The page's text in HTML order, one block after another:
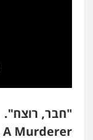
"חבר, רוצח".
A Murderer